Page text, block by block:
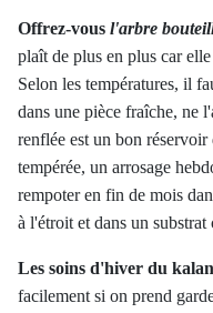
Offrez-vous l'arbre
plaît de plus en plus car
Selon les températures, il
dans une pièce fraîche, ne
renflée est un bon
tempérée, un arrosage
rempoter en fin de mois
à l'étroit et dans un substrat
Les soins d'hiver du
facilement si on prend